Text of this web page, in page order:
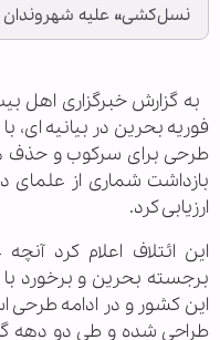
نسل‌کشی» علیه شهروندان
فوریه بحرین در بیانیه ای،
طرحی برای سرکوب و حذف
بازداشت شماری از علمای
ارزیابی کرد.
این ائتلاف اعلام کرد
برجسته بحرین و برخورد
این کشور و در ادامه طرحی
طراحی شده و طی دو دهه